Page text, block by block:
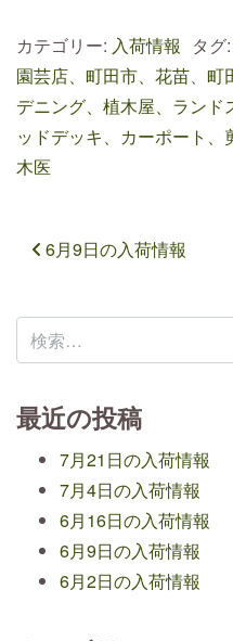
カテゴリー: 入荷情報 タグ:
園芸店、町田市、花苗、 町
デニング、植木屋、ランド
ッドデッキ、カーポート
木医
投稿ナビゲーシ
6月9日の入荷情報
検索:
最近の投稿
7月21日の入荷情報
7月4日の入荷情報
6月16日の入荷情報
6月9日の入荷情報
6月2日の入荷情報